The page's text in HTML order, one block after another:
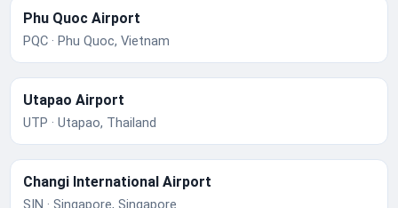
Phu Quoc Airport
PQC · Phu Quoc, Vietnam
Utapao Airport
UTP · Utapao, Thailand
Changi International Airport
SIN · Singapore, Singapore